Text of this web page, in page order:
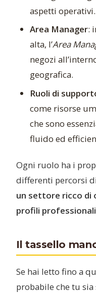
aspetti operativi.
Area Manager:
alta, l’Area
negozi
geografica.
Ruoli di
come risorse
che sono
fluido ed
Ogni ruolo ha i
differenti percorsi
un settore ricco di
profili
Il tassello
Se hai letto fino a
probabile che tu